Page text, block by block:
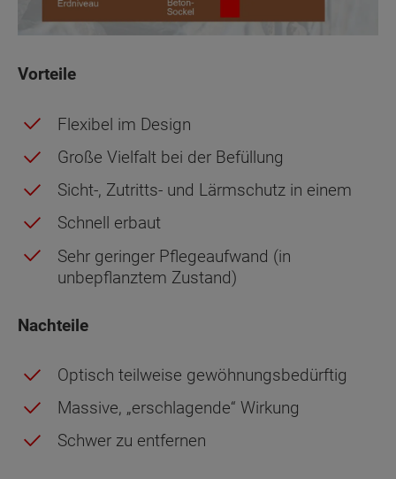
Vorteile
Flexibel im Design
Große Vielfalt bei der Befüllung
Sicht-, Zutritts- und Lärmschutz in einem
Schnell erbaut
Sehr geringer Pflegeaufwand (in
unbepflanztem Zustand)
Nachteile
Optisch teilweise gewöhnungsbedürftig
Massive, „erschlagende“ Wirkung
Schwer zu entfernen